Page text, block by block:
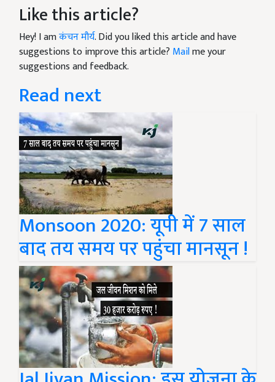
Like this article?
Hey! I amकंचन मौर्य. Did you liked this article and have
suggestions to improve this article? Mailme your
suggestions and feedback.
Read next
Monsoon 2020: यूपी में 7 साल
बाद तय समय पर पहुंचा मानसून !